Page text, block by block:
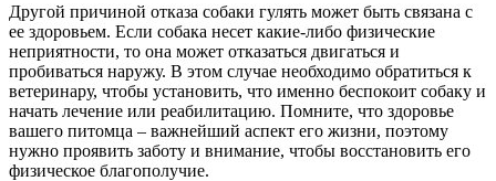
Другой причиной отказа собаки гулять может быть связана с
ее здоровьем. Если собака несет какие-либо физические
неприятности, то она может отказаться двигаться и
пробиваться наружу. В этом случае необходимо обратиться к
ветеринару, чтобы установить, что именно беспокоит собаку и
начать лечение или реабилитацию. Помните, что здоровье
вашего питомца – важнейший аспект его жизни, поэтому
нужно проявить заботу и внимание, чтобы восстановить его
физическое благополучие.